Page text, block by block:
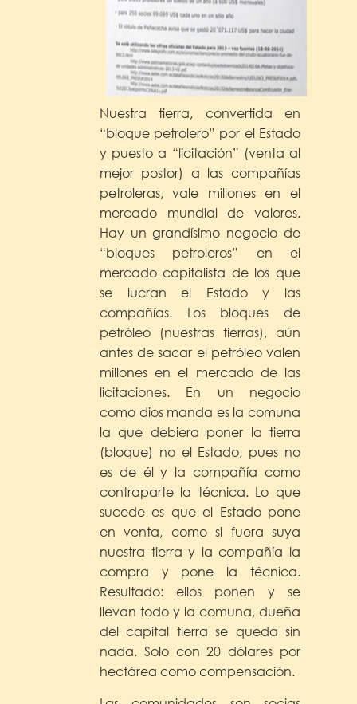
Nuestra tierra, convertida en
“bloque petrolero” por el Estado
y puesto a “licitación” (venta al
mejor postor) a las compañías
petroleras, vale millones en el
mercado mundial de valores.
Hay un grandísimo negocio de
“bloques petroleros” en el
mercado capitalista de los que
se lucran el Estado y las
compañías. Los bloques de
petróleo (nuestras tierras), aún
antes de sacar el petróleo valen
millones en el mercado de las
licitaciones. En un negocio
como dios manda es la comuna
la que debiera poner la tierra
(bloque) no el Estado, pues no
es de él y la compañía como
contraparte la técnica. Lo que
sucede es que el Estado pone
en venta, como si fuera suya
nuestra tierra y la compañía la
compra y pone la técnica.
Resultado: ellos ponen y se
llevan todo y la comuna, dueña
del capital tierra se queda sin
nada. Solo con 20 dólares por
hectárea como compensación.